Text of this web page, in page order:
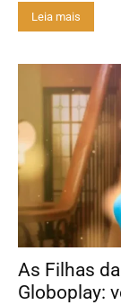
Leia mais
As Filhas
Globoplay: